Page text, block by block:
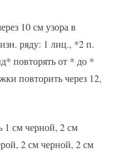
10 см узора в
ряду: 1 лиц., *2 п.
повторять от * до *
повторить через 12,
1 см черной, 2 см
2 см черной, 2 см